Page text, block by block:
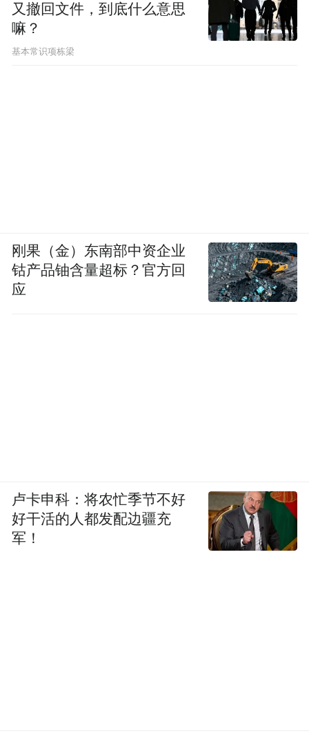
又撤回文件，到底什么意思
嘛？
基本常识项栋梁
刚果（金）东南部中资企业
钴产品铀含量超标？官方回
应
卢卡申科：将农忙季节不好
好干活的人都发配边疆充
军！